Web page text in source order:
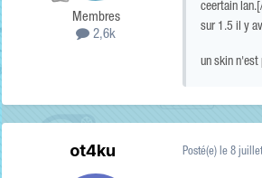
Membres
2,6k
ceertain
sur 1.5 il y
un skin n'est
ot4ku Posté(e) le 8